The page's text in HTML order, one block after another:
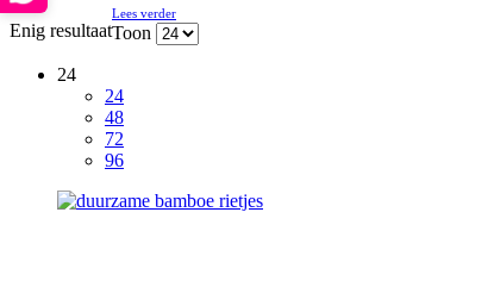
Enig resultaat
Lees verder
Toon
24
24
48
72
96